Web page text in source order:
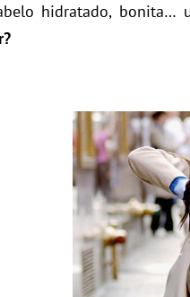
hidratado, bonita…